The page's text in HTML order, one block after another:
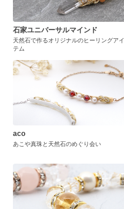
石家ユニバーサルマインド
天然石で作るオリジナルのヒーリングアイ
テム
aco
あこや真珠と天然石のめぐり会い